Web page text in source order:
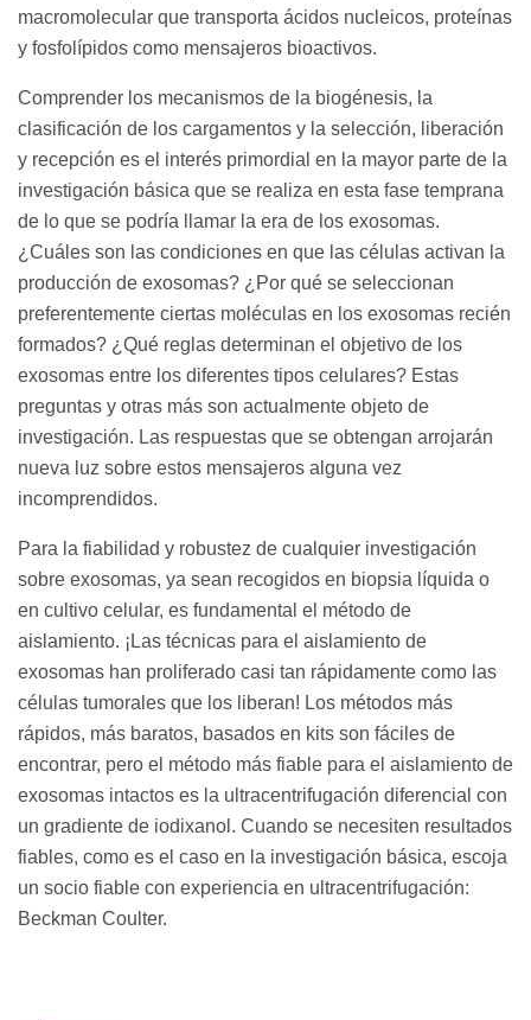
macromolecular que transporta ácidos nucleicos, proteínas
y fosfolípidos como mensajeros bioactivos.
Comprender los mecanismos de la biogénesis, la
clasificación de los cargamentos y la selección, liberación
y recepción es el interés primordial en la mayor parte de la
investigación básica que se realiza en esta fase temprana
de lo que se podría llamar la era de los exosomas.
¿Cuáles son las condiciones en que las células activan la
producción de exosomas? ¿Por qué se seleccionan
preferentemente ciertas moléculas en los exosomas recién
formados? ¿Qué reglas determinan el objetivo de los
exosomas entre los diferentes tipos celulares? Estas
preguntas y otras más son actualmente objeto de
investigación. Las respuestas que se obtengan arrojarán
nueva luz sobre estos mensajeros alguna vez
incomprendidos.
Para la fiabilidad y robustez de cualquier investigación
sobre exosomas, ya sean recogidos en biopsia líquida o
en cultivo celular, es fundamental el método de
aislamiento. ¡Las técnicas para el aislamiento de
exosomas han proliferado casi tan rápidamente como las
células tumorales que los liberan! Los métodos más
rápidos, más baratos, basados en kits son fáciles de
encontrar, pero el método más fiable para el aislamiento de
exosomas intactos es la ultracentrifugación diferencial con
un gradiente de iodixanol. Cuando se necesiten resultados
fiables, como es el caso en la investigación básica, escoja
un socio fiable con experiencia en ultracentrifugación:
Beckman Coulter.